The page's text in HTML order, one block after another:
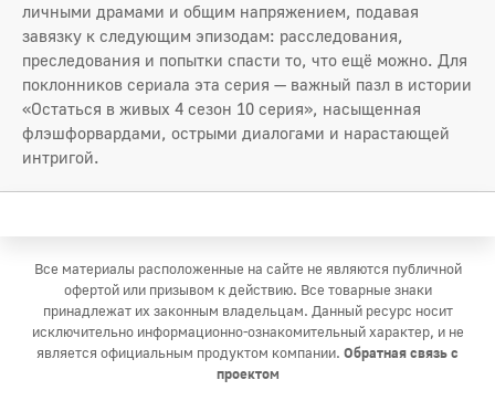
личными драмами и общим напряжением, подавая
завязку к следующим эпизодам: расследования,
преследования и попытки спасти то, что ещё можно. Для
поклонников сериала эта серия — важный пазл в истории
«Остаться в живых 4 сезон 10 серия», насыщенная
флэшфорвардами, острыми диалогами и нарастающей
интригой.
Все материалы расположенные на сайте не являются публичной
офертой или призывом к действию. Все товарные знаки
принадлежат их законным владельцам. Данный ресурс носит
исключительно информационно-ознакомительный характер, и не
является официальным продуктом компании. Обратная связь с
проектом